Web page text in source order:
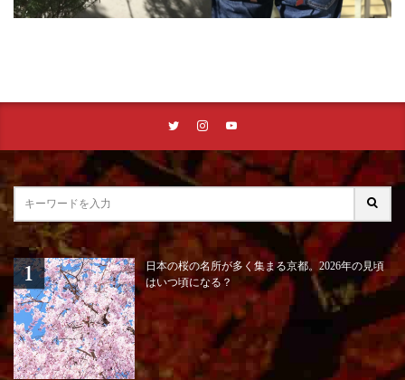
日本の桜の名所が多く集まる京都。2026年の見頃
はいつ頃になる？